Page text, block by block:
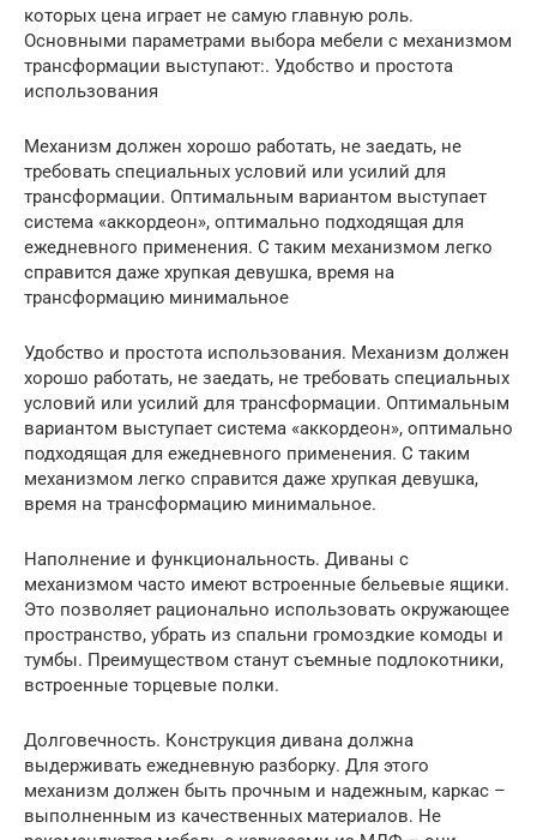
которых цена играет не самую главную роль.
Основными параметрами выбора мебели с механизмом
трансформации выступают:. Удобство и простота
использования
Механизм должен хорошо работать, не заедать, не
требовать специальных условий или усилий для
трансформации. Оптимальным вариантом выступает
система «аккордеон», оптимально подходящая для
ежедневного применения. С таким механизмом легко
справится даже хрупкая девушка, время на
трансформацию минимальное
Удобство и простота использования. Механизм должен
хорошо работать, не заедать, не требовать специальных
условий или усилий для трансформации. Оптимальным
вариантом выступает система «аккордеон», оптимально
подходящая для ежедневного применения. С таким
механизмом легко справится даже хрупкая девушка,
время на трансформацию минимальное.
Наполнение и функциональность. Диваны с
механизмом часто имеют встроенные бельевые ящики.
Это позволяет рационально использовать окружающее
пространство, убрать из спальни громоздкие комоды и
тумбы. Преимуществом станут съемные подлокотники,
встроенные торцевые полки.
Долговечность. Конструкция дивана должна
выдерживать ежедневную разборку. Для этого
механизм должен быть прочным и надежным, каркас –
выполненным из качественных материалов. Не